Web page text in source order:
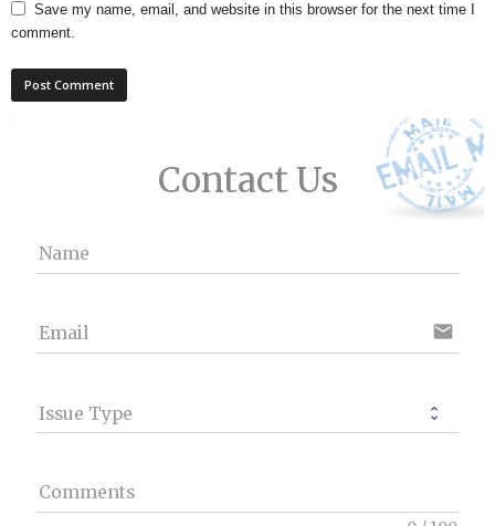
Save my name, email, and website in this browser for the next time I
comment.
Contact Us
Name
Email email
Issue Type
Comments